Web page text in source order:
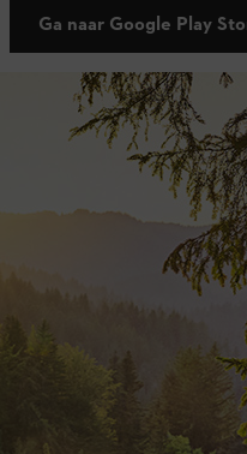
Ga naar Google Play